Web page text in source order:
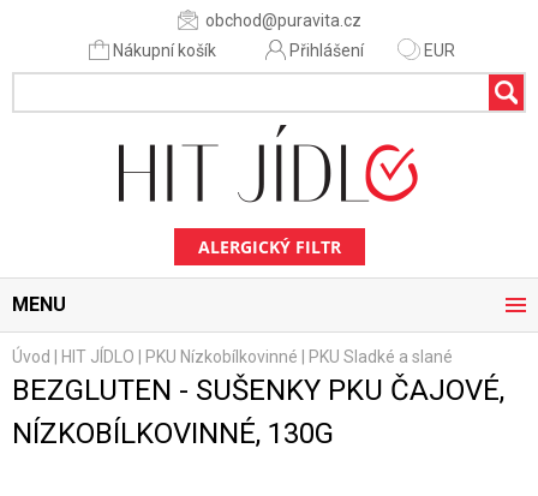
obchod@puravita.cz
Nákupní košík
Přihlášení EUR
ALERGICKÝ FILTR
MENU
Úvod HIT JÍDLO PKU Nízkobílkovinné PKU Sladké a slané
BEZGLUTEN - SUŠENKY PKU ČAJOVÉ,
NÍZKOBÍLKOVINNÉ, 130G